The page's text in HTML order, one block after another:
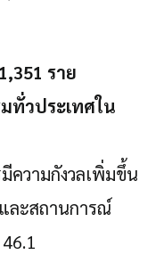
ราย
ทั่วประเทศใน
ความกังวลเพิ่มขึ้น
ละสถานการณ์